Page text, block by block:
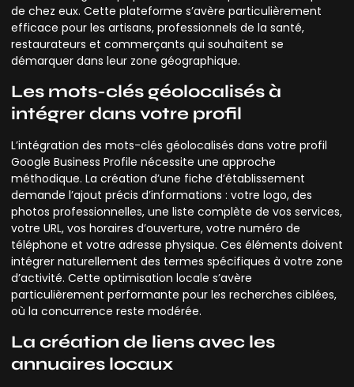
de chez eux. Cette plateforme s’avère particulièrement
efficace pour les artisans, professionnels de la santé,
restaurateurs et commerçants qui souhaitent se
démarquer dans leur zone géographique.
Les mots-clés géolocalisés à
intégrer dans votre profil
L’intégration des mots-clés géolocalisés dans votre profil
Google Business Profile nécessite une approche
méthodique. La création d’une fiche d’établissement
demande l’ajout précis d’informations : votre logo, des
photos professionnelles, une liste complète de vos services,
votre URL, vos horaires d’ouverture, votre numéro de
téléphone et votre adresse physique. Ces éléments doivent
intégrer naturellement des termes spécifiques à votre zone
d’activité. Cette optimisation locale s’avère
particulièrement performante pour les recherches ciblées,
où la concurrence reste modérée.
La création de liens avec les
annuaires locaux